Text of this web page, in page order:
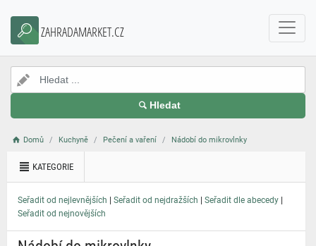
ZAHRADAMARKET.CZ
Hledat
Domů Kuchyně Pečení a vaření Nádobí do mikrovlnky
KATEGORIE
Seřadit od nejlevnějších | Seřadit od nejdražších | Seřadit dle abecedy |
Seřadit od nejnovějších